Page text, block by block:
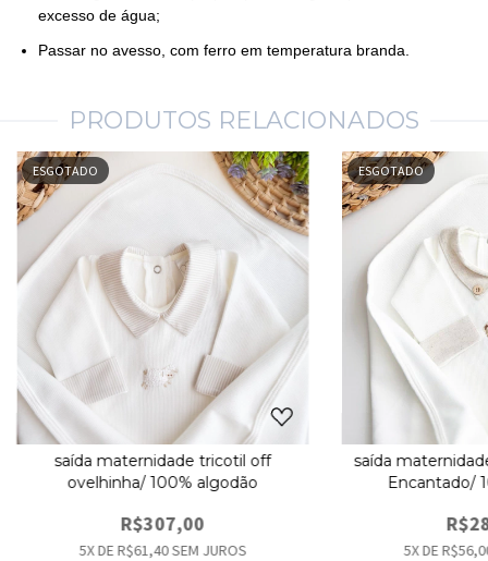
excesso de água;
Passar no avesso, com ferro em temperatura branda.
PRODUTOS RELACIONADOS
ESGOTADO
saída maternidade tricotil off
ovelhinha/ 100% algodão
R$307,00
5X DER$61,40SEM JUROS
ESGOTADO
saída
Encantado/
5X DE